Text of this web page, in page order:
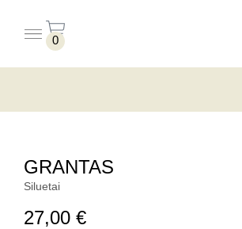
0
GRANTAS
Siluetai
27,00 €